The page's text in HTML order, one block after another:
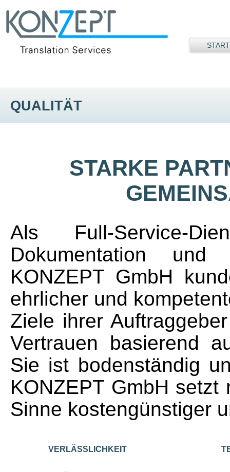
START
QUALITÄT
STARKE
Als Full-Service-
Dokumentation
KONZEPT GmbH
ehrlicher und
Ziele ihrer
Vertrauen basierend
Sie ist bodenständig
KONZEPT GmbH
Sinne kostengünstiger
VERLÄSSLICHKEIT